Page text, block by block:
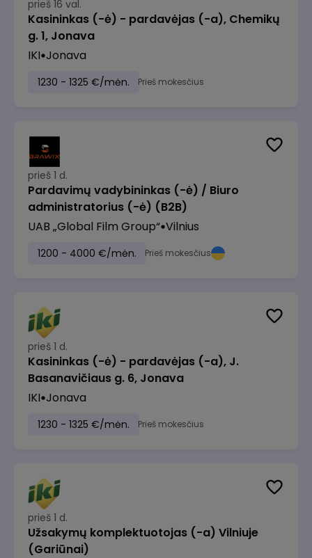
prieš 16 val.
Kasininkas (-ė) - pardavėjas (-a), Chemikų
g. 1, Jonava
IKI Jonava
1230 - 1325 €/mėn. Prieš mokesčius
prieš 1 d.
Pardavimų vadybininkas (-ė) / Biuro
administratorius (-ė) (B2B)
UAB „Global Film Group“ Vilnius
1200 - 4000 €/mėn. Prieš mokesčius
prieš 1 d.
Kasininkas (-ė) - pardavėjas (-a), J.
Basanavičiaus g. 6, Jonava
IKI Jonava
1230 - 1325 €/mėn. Prieš mokesčius
prieš 1 d.
Užsakymų komplektuotojas (-a) Vilniuje
(Gariūnai)